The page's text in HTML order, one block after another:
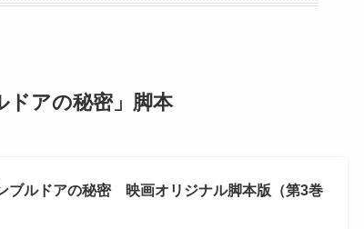
ドアの秘密」脚本
ブルドアの秘密 映画オリジナル脚本版（第3巻